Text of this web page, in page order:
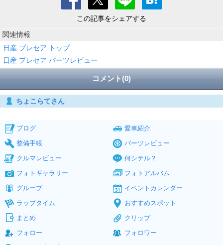
この記事をシェアする
関連情報
日産 プレセア トップ
日産 プレセア パーツレビュー
コメント(0)
ちょこらてさん
ブログ
愛車紹介
整備手帳
パーツレビュー
クルマレビュー
何シテル？
フォトギャラリー
フォトアルバム
グループ
イベントカレンダー
ラップタイム
おすすめスポット
まとめ
クリップ
フォロー
フォロワー